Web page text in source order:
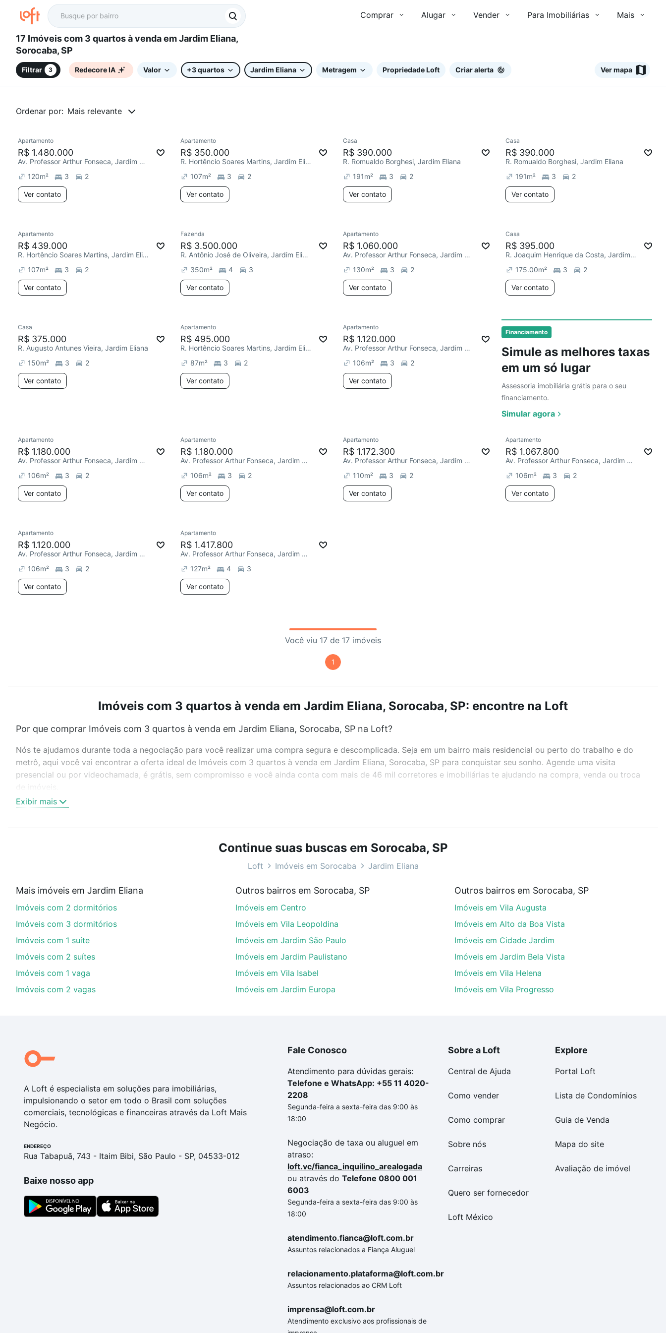
Comprar Alugar Vender Para Imobiliárias Mais
17 Imóveis com 3 quartos à venda em Jardim Eliana,
Sorocaba, SP
Filtrar 3 Redecore IA Valor +3 quartos Jardim Eliana Metragem Propriedade Loft Criar alerta Ver mapa
Ordenar por: Mais relevante
Financiamento
Simule as melhores taxas
em um só lugar
Assessoria imobiliária grátis para o seu
financiamento.
Simular agora
Redecorar
Apartamento
R$ 1.480.000
Av. Professor Arthur Fonseca, Jardim Eliana
120m² 3 2
Ver contato
Redecorar
Apartamento
R$ 350.000
R. Hortêncio Soares Martins, Jardim Eliana
107m² 3 2
Ver contato
Chegou este mês
Casa
R$ 390.000
R. Romualdo Borghesi, Jardim Eliana
191m² 3 2
Ver contato
Casa
R$ 390.000
R. Romualdo Borghesi, Jardim Eliana
191m² 3 2
Ver contato
Apartamento
R$ 439.000
R. Hortêncio Soares Martins, Jardim Eliana
107m² 3 2
Ver contato
Redecorar
Fazenda
R$ 3.500.000
R. Antônio José de Oliveira, Jardim Eliana
350m² 4 3
Ver contato
Redecorar
Apartamento
R$ 1.060.000
Av. Professor Arthur Fonseca, Jardim Eliana
130m² 3 2
Ver contato
Casa
R$ 395.000
R. Joaquim Henrique da Costa, Jardim Eliana
175.00m² 3 2
Ver contato
Ver
Casa
R$ 375.000
R. Augusto Antunes Vieira, Jardim Eliana
150m² 3 2
Ver contato
Apartamento
R$ 495.000
R. Hortêncio Soares Martins, Jardim Eliana
87m² 3 2
Ver contato
Chegou este mês
Apartamento
R$ 1.120.000
Av. Professor Arthur Fonseca, Jardim Eliana
106m² 3 2
Ver contato
Chegou este mês
Apartamento
R$ 1.180.000
Av. Professor Arthur Fonseca, Jardim Eliana
106m² 3 2
Ver contato
Apartamento
R$ 1.180.000
Av. Professor Arthur Fonseca, Jardim Eliana
106m² 3 2
Ver contato
Apartamento
R$ 1.172.300
Av. Professor Arthur Fonseca, Jardim Eliana
110m² 3 2
Ver contato
Apartamento
R$ 1.067.800
Av. Professor Arthur Fonseca, Jardim Eliana
106m² 3 2
Ver contato
Apartamento
R$ 1.120.000
Av. Professor Arthur Fonseca, Jardim Eliana
106m² 3 2
Ver contato
Apartamento
R$ 1.417.800
Av. Professor Arthur Fonseca, Jardim Eliana
127m² 4 3
Ver contato
Você viu 17 de 17 imóveis
1
Imóveis com 3 quartos à venda em Jardim Eliana, Sorocaba, SP: encontre na Loft
Por que comprar Imóveis com 3 quartos à venda em Jardim Eliana, Sorocaba, SP na Loft?
Nós te ajudamos durante toda a negociação para você realizar uma compra segura e descomplicada. Seja em um bairro mais residencial ou perto do trabalho e do
metrô, aqui você vai encontrar a oferta ideal de Imóveis com 3 quartos à venda em Jardim Eliana, Sorocaba, SP para conquistar seu sonho. Agende uma visita
presencial ou por videochamada, é grátis, sem compromisso e você ainda conta com mais de 46 mil corretores e imobiliárias te ajudando na compra, venda ou troca
Como escolher um imóvel?
Use barra de busca no topo para pesquisar por ruas, bairros e até condomínios favoritos. Você também pode usar os filtros como quantidade de quartos, suítes, com
ou sem vaga de garagem para combinar perfeitamente com o preço, metragem e comodidades, como piscina, academia, salão de festas ou área verde e encontrar
Imóveis com 3 quartos à venda em Jardim Eliana, Sorocaba, SP ideal para você na Loft.
Aqui na Loft temos a oferta ideal para você, com Imóveis com 3 quartos à venda em Jardim Eliana, Sorocaba, SP que custam a partir de R$ 0 e com nossas opções de
financiamento imobiliário as parcelas podem se adequar ao seu orçamento. Se ainda tem alguma dúvida dos custos envolvidos no processo de compra, veja em nosso
portal quanto custa comprar um apartamento e conte com a gente para comprar o imóvel dos seus sonhos com segurança e conforto. Loft, com você até as chaves.
Exibir mais
Continue suas buscas em Sorocaba, SP
Loft Imóveis em Sorocaba Jardim Eliana
Mais imóveis em Jardim Eliana
Imóveis com 2 dormitórios
Imóveis com 3 dormitórios
Imóveis com 1 suíte
Imóveis com 2 suítes
Imóveis com 1 vaga
Imóveis com 2 vagas
Outros bairros em Sorocaba, SP
Imóveis em Centro
Imóveis em Vila Leopoldina
Imóveis em Jardim São Paulo
Imóveis em Jardim Paulistano
Imóveis em Vila Isabel
Imóveis em Jardim Europa
Outros bairros em Sorocaba, SP
Imóveis em Vila Augusta
Imóveis em Alto da Boa Vista
Imóveis em Cidade Jardim
Imóveis em Jardim Bela Vista
Imóveis em Vila Helena
Imóveis em Vila Progresso
A Loft é especialista em soluções para imobiliárias,
impulsionando o setor em todo o Brasil com soluções
comerciais, tecnológicas e financeiras através da Loft Mais
Negócio.
ENDEREÇO
Rua Tabapuã, 743 - Itaim Bibi, São Paulo - SP, 04533-012
Baixe nosso app
Fale Conosco
Atendimento para dúvidas gerais:
Telefone e WhatsApp: +55 11 4020-
2208
Segunda-feira a sexta-feira das 9:00 às
18:00
Negociação de taxa ou aluguel em
atraso:
loft.vc/fianca_inquilino_arealogada
ou através do Telefone 0800 001
6003
Segunda-feira a sexta-feira das 9:00 às
18:00
atendimento.fianca@loft.com.br
Assuntos relacionados a Fiança Aluguel
relacionamento.plataforma@loft.com.br
Assuntos relacionados ao CRM Loft
imprensa@loft.com.br
Atendimento exclusivo aos profissionais de
Sobre a Loft
Central de Ajuda
Como vender
Como comprar
Sobre nós
Carreiras
Quero ser fornecedor
Loft México
Explore
Portal Loft
Lista de Condomínios
Guia de Venda
Mapa do site
Avaliação de imóvel